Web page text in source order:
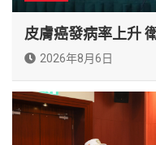
皮膚癌發病率上升
2026年8月6日